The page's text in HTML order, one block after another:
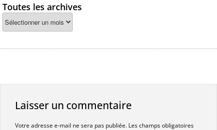
Toutes les archives
Laisser un commentaire
Votre adresse e-mail ne sera pas publiée. Les champs obligatoires